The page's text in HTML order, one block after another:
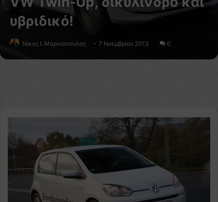
υβριδικό!
Nίκος Ι. Mαρινόπουλος 7 Νοεμβρίου 2013 0